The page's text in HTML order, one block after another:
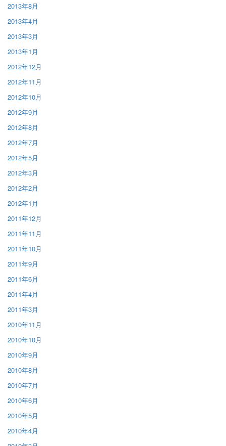
2013年8月
2013年4月
2013年3月
2013年1月
2012年12月
2012年11月
2012年10月
2012年9月
2012年8月
2012年7月
2012年5月
2012年3月
2012年2月
2012年1月
2011年12月
2011年11月
2011年10月
2011年9月
2011年6月
2011年4月
2011年3月
2010年11月
2010年10月
2010年9月
2010年8月
2010年7月
2010年6月
2010年5月
2010年4月